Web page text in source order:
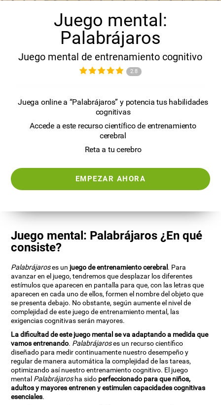
Juego mental:
Palabrájaros
Juego mental de entrenamiento cognitivo
2.8
Juega online a “Palabrájaros” y potencia tus habilidades
cognitivas
Accede a este recurso científico de entrenamiento
cerebral
Reta a tu cerebro
EMPEZAR AHORA
Juego mental: Palabrájaros ¿En qué
consiste?
Palabrájaroses un juego de entrenamiento cerebral. Para
avanzar en el juego, tendremos que desplazar los diferentes
estímulos que aparecen en pantalla para que, con las letras que
aparecen en cada uno de ellos, formen el nombre del objeto que
se presenta debajo. No obstante, según aumente el nivel de
complejidad de este juego de entrenamiento mental, las
exigencias cognitivas serán mayores.
La dificultad de este juego mental se va adaptando a medida que
vamos entrenando. Palabrájaroses un recurso científico
diseñado para medir continuamente nuestro desempeño y
regular de manera automática la complejidad de las tareas,
optimizando así nuestro entrenamiento cognitivo. El juego
mental Palabrájarosha sido perfeccionado para que niños,
adultos y mayores entrenen y estimulen capacidades cognitivas
esenciales.